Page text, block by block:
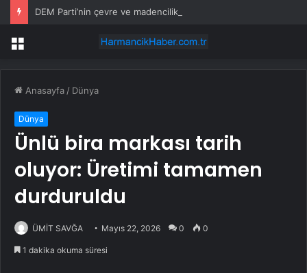
Menü
Anasayfa / Dünya
Dünya
Ünlü bira markası tarih
oluyor: Üretimi tamamen
durduruldu
ÜMİT SAVĞA Mayıs 22, 2026 0 0
1 dakika okuma süresi